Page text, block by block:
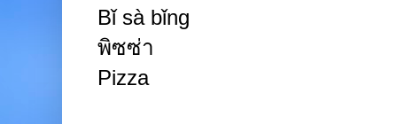
Bǐ sà bǐng
พิซซ่า
Pizza